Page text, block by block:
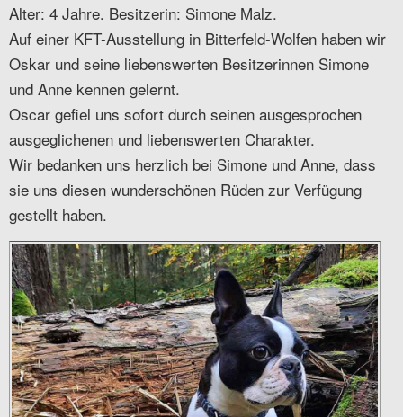
Alter: 4 Jahre. Besitzerin: Simone Malz.
Auf einer KFT-Ausstellung in Bitterfeld-Wolfen haben wir
Oskar und seine liebenswerten Besitzerinnen Simone
und Anne kennen gelernt.
Oscar gefiel uns sofort durch seinen ausgesprochen
ausgeglichenen und liebenswerten Charakter.
Wir bedanken uns herzlich bei Simone und Anne, dass
sie uns diesen wunderschönen Rüden zur Verfügung
gestellt haben.